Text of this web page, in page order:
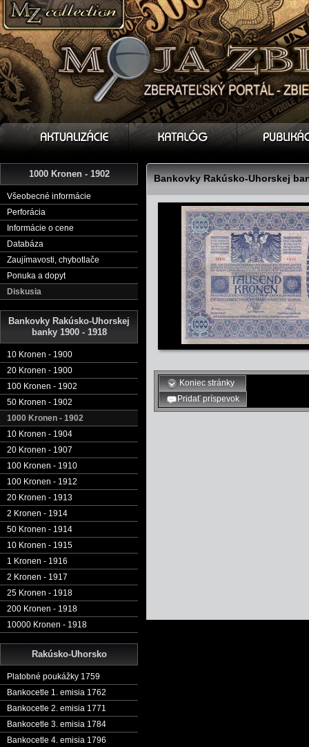
1000 Kronen - 1902
Všeobecné informácie
Perforácia
Informácie o cene
Databáza
Zaujímavosti, chybotlače
Ponuka a dopyt
Diskusia
Bankovky Rakúsko-Uhorskej
banky 1900 - 1918
10 Kronen - 1900
20 Kronen - 1900
100 Kronen - 1902
50 Kronen - 1902
1000 Kronen - 1902
10 Kronen - 1904
20 Kronen - 1907
100 Kronen - 1910
100 Kronen - 1912
20 Kronen - 1913
2 Kronen - 1914
50 Kronen - 1914
10 Kronen - 1915
1 Kronen - 1916
2 Kronen - 1917
25 Kronen - 1918
200 Kronen - 1918
10000 Kronen - 1918
Rakúsko-Uhorsko
Platobné poukážky 1759
Bankocetle 1. emisia 1762
Bankocetle 2. emisia 1771
Bankocetle 3. emisia 1784
Bankocetle 4. emisia 1796
Bankovky Rakúsko-Uhorskej
Koniec stránky
Pridať príspevok